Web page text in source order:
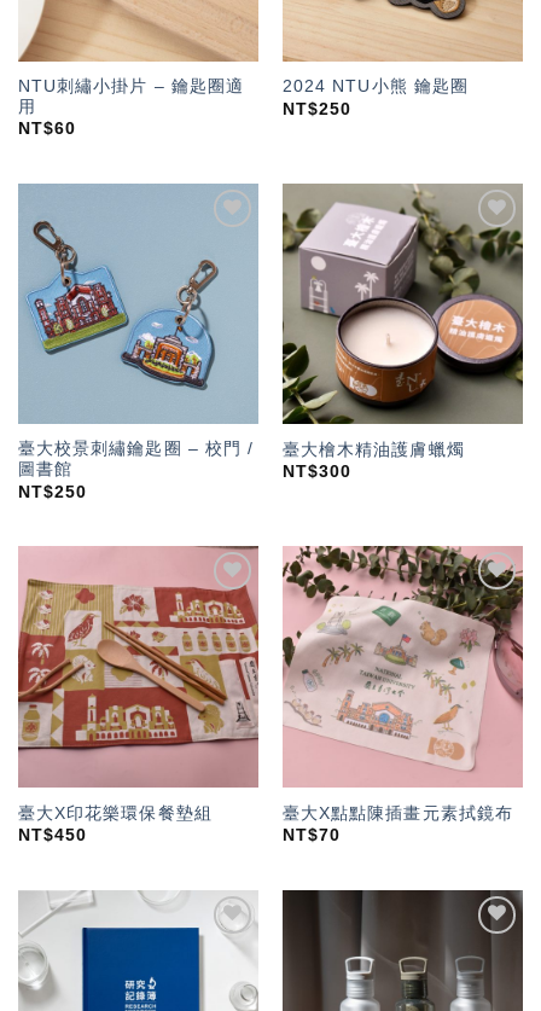
NTU刺繡小掛片 – 鑰匙圈適
用
NT$60
2024 NTU小熊 鑰匙圈
NT$250
望輕
臺大校景刺繡鑰匙圈 – 校門 /
圖書館
NT$250
加入
「願
望輕
單」
臺大檜木精油護膚蠟燭
NT$300
加入
「願
望輕
單」
臺大X印花樂環保餐墊組
NT$450
加入
「願
望輕
單」
臺大X點點陳插畫元素拭鏡布
NT$70
加入
望輕
單」
「願
單」